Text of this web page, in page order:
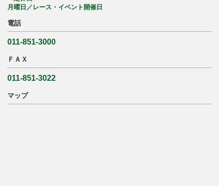
月曜日／レース・イベント開催日
電話
011-851-3000
ＦＡＸ
011-851-3022
マップ